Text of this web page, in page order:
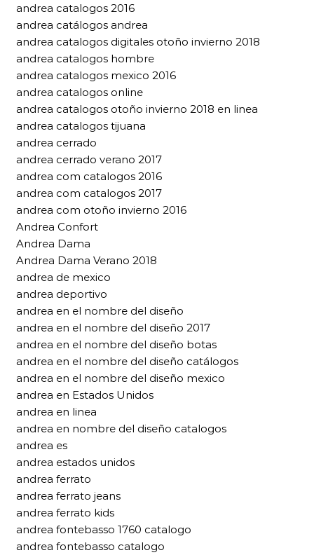
andrea catalogos 2016
andrea catálogos andrea
andrea catalogos digitales otoño invierno 2018
andrea catalogos hombre
andrea catalogos mexico 2016
andrea catalogos online
andrea catalogos otoño invierno 2018 en linea
andrea catalogos tijuana
andrea cerrado
andrea cerrado verano 2017
andrea com catalogos 2016
andrea com catalogos 2017
andrea com otoño invierno 2016
Andrea Confort
Andrea Dama
Andrea Dama Verano 2018
andrea de mexico
andrea deportivo
andrea en el nombre del diseño
andrea en el nombre del diseño 2017
andrea en el nombre del diseño botas
andrea en el nombre del diseño catálogos
andrea en el nombre del diseño mexico
andrea en Estados Unidos
andrea en linea
andrea en nombre del diseño catalogos
andrea es
andrea estados unidos
andrea ferrato
andrea ferrato jeans
andrea ferrato kids
andrea fontebasso 1760 catalogo
andrea fontebasso catalogo